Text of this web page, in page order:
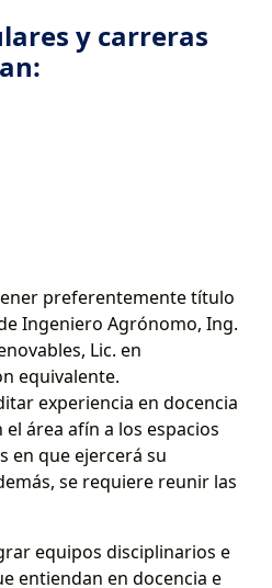
y carreras
preferentemente título
Ingeniero Agrónomo, Ing.
Lic. en
equivalente.
experiencia en docencia
área afín a los espacios
en que ejercerá su
se requiere reunir las
equipos disciplinarios e
entiendan en docencia e